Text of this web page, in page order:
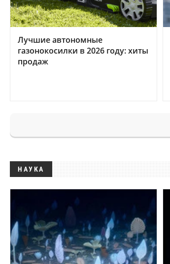
Лучшие автономные
газонокосилки в 2026 году: хиты
продаж
НАУКА